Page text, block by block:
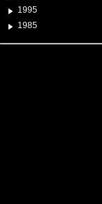
1995
1985